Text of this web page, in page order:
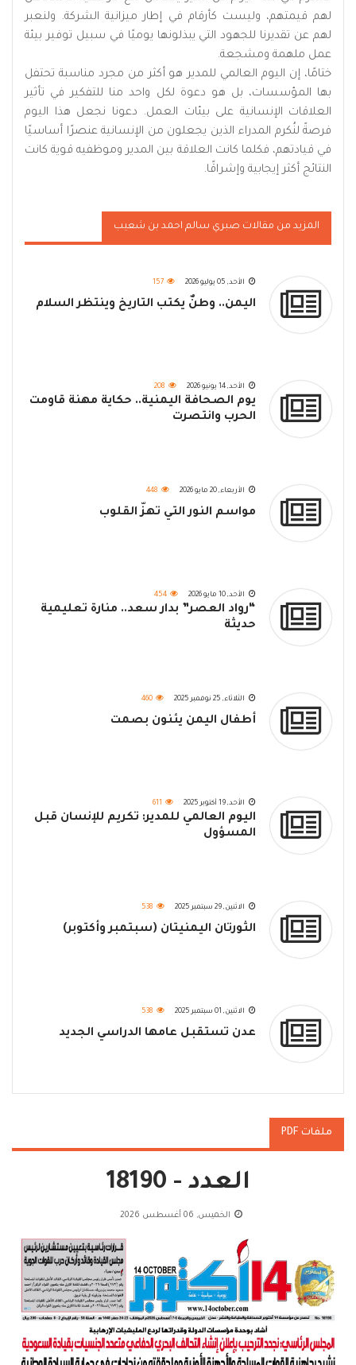
لهم قيمتهم، وليست كأرقام في إطار ميزانية الشركة. ولنعبر
لهم عن تقديرنا للجهود التي يبذلونها يوميًا في سبيل توفير بيئة
عمل ملهمة ومشجعة.
ختامًا، إن اليوم العالمي للمدير هو أكثر من مجرد مناسبة تحتفل
بها المؤسسات، بل هو دعوة لكل واحد منا للتفكير في تأثير
العلاقات الإنسانية على بيئات العمل. دعونا نجعل هذا اليوم
فرصةً لنُكرم المدراء الذين يجعلون من الإنسانية عنصرًا أساسيًا
في قيادتهم، فكلما كانت العلاقة بين المدير وموظفيه قوية كانت
النتائج أكثر إيجابية وإشراقًا.
المزيد من مقالات صبري سالم احمد بن شعيب
الأحد, 05 يوليو 2026 157
اليمن.. وطنٌ يكتب التاريخ وينتظر السلام
الأحد, 14 يونيو 2026 208
يوم الصحافة اليمنية.. حكاية مهنة قاومت
الحرب وانتصرت
الأربعاء, 20 مايو 2026 448
مواسم النور التي تهزّ القلوب
الأحد, 10 مايو 2026 454
“رواد العصر” بدار سعد.. منارة تعليمية
حديثة
الثلاثاء, 25 نوفمبر 2025 460
أطفال اليمن يئنون بصمت
الأحد, 19 أكتوبر 2025 611
اليوم العالمي للمدير: تكريم للإنسان قبل
المسؤول
الاثنين, 29 سبتمبر 2025 538
الثورتان اليمنيتان (سبتمبر وأكتوبر)
الاثنين, 01 سبتمبر 2025 538
عدن تستقبل عامها الدراسي الجديد
ملفات PDF
العدد - 18190
الخميس, 06 أغسطس 2026